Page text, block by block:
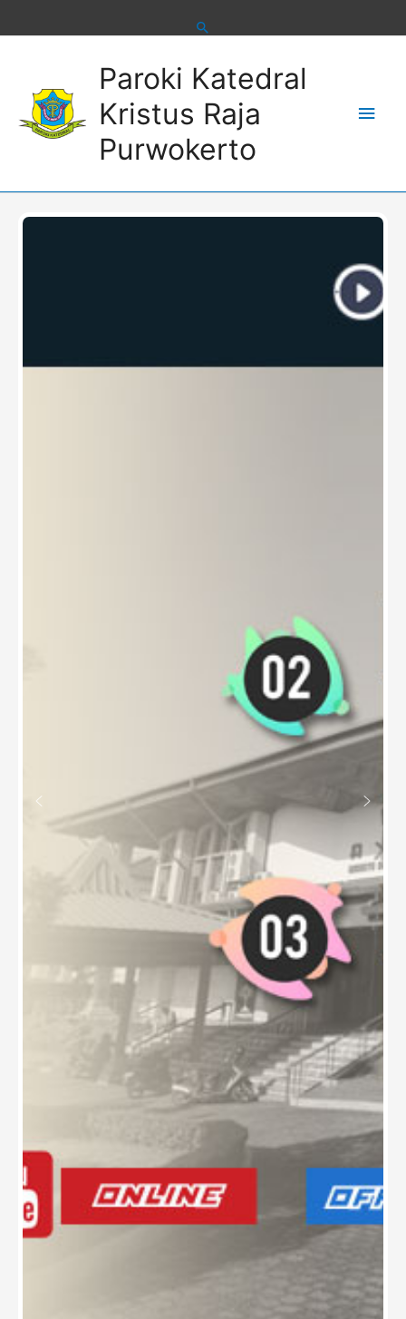
Paroki Katedral
Kristus Raja
Purwokerto